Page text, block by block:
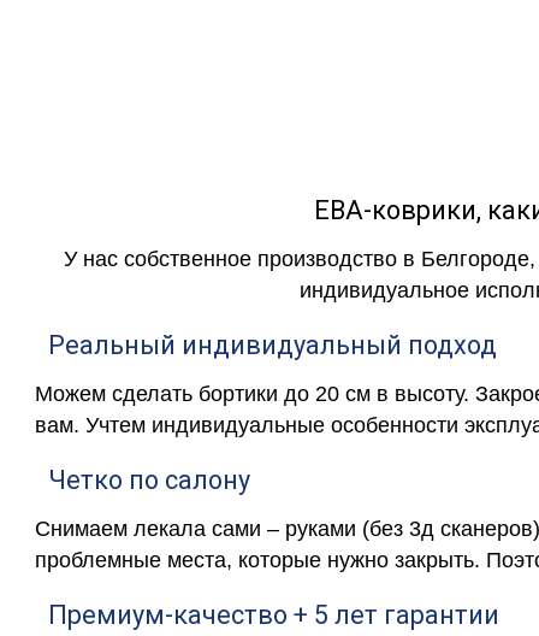
ЕВА-коврики,
У нас собственное производство в
индивидуальное
Реальный индивидуальный подход
Можем сделать бортики до 20 см в высоту.
вам. Учтем индивидуальные особенности
Четко по салону
Снимаем лекала сами – руками (без 3д
проблемные места, которые нужно закрыть.
Премиум-качество + 5 лет гарантии